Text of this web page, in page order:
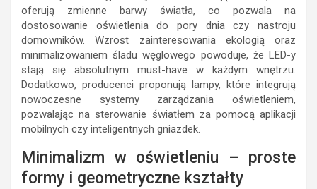
oferują zmienne barwy światła, co pozwala na
dostosowanie oświetlenia do pory dnia czy nastroju
domowników. Wzrost zainteresowania ekologią oraz
minimalizowaniem śladu węglowego powoduje, że LED-y
stają się absolutnym must-have w każdym wnętrzu.
Dodatkowo, producenci proponują lampy, które integrują
nowoczesne systemy zarządzania oświetleniem,
pozwalając na sterowanie światłem za pomocą aplikacji
mobilnych czy inteligentnych gniazdek.
Minimalizm w oświetleniu – proste
formy i geometryczne kształty